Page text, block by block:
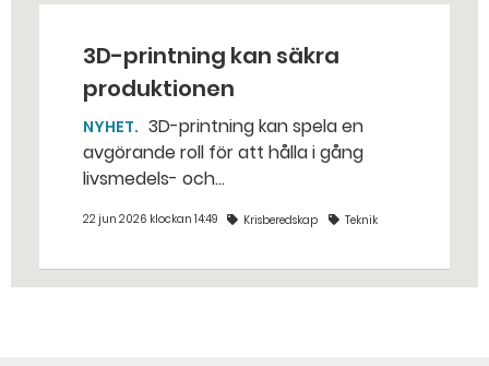
3D-printning kan säkra
produktionen
NYHET
avgörande roll för att hålla i gång
livsmedels- och
krig. – Det går att vinna mycket tid
säger Susanne Norén, enhetschef vid
22 jun 2026 klockan 14:49 Krisberedskap Teknik